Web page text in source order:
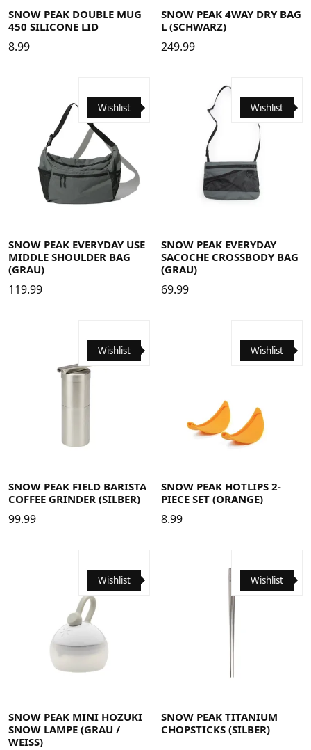
SNOW PEAK DOUBLE MUG
450 SILICONE LID
8.99
SNOW PEAK 4WAY DRY BAG
L (SCHWARZ)
249.99
Wishlist
SNOW PEAK EVERYDAY USE
MIDDLE SHOULDER BAG
(GRAU)
119.99
Wishlist
SNOW PEAK EVERYDAY
SACOCHE CROSSBODY BAG
(GRAU)
69.99
Wishlist
SNOW PEAK FIELD BARISTA
COFFEE GRINDER (SILBER)
99.99
Wishlist
SNOW PEAK HOTLIPS 2-
PIECE SET (ORANGE)
8.99
Wishlist
SNOW PEAK MINI HOZUKI
SNOW LAMPE (GRAU /
WEISS)
Wishlist
SNOW PEAK TITANIUM
CHOPSTICKS (SILBER)